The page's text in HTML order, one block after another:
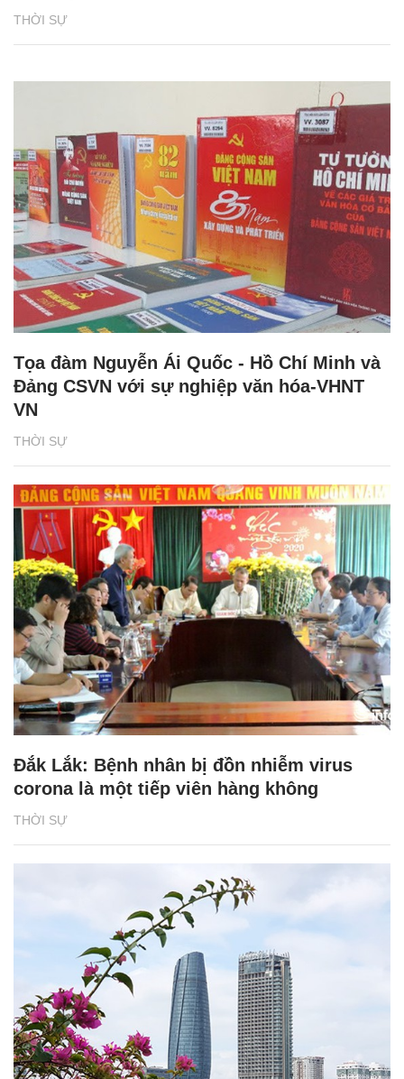
THỜI SỰ
THỜI SỰ
Tọa đàm Nguyễn Ái Quốc - Hồ Chí Minh và
Đảng CSVN với sự nghiệp văn hóa-VHNT
VN
THỜI SỰ
Đắk Lắk: Bệnh nhân bị đồn nhiễm virus
corona là một tiếp viên hàng không